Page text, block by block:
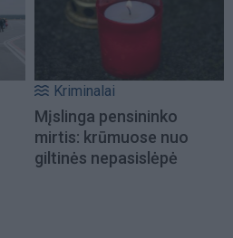
Kriminalai
Mįslinga pensininko
mirtis: krūmuose nuo
giltinės nepasislėpė